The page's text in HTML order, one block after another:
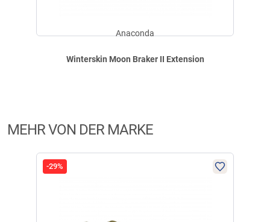
Winterskin Moon Braker II Extension
Anaconda
MEHR VON DER MARKE
-29%